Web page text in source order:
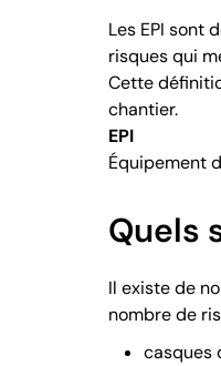
Les EPI sont
risques qui
Cette
chantier.
EPI
Équipement
Quels
Il existe de
nombre de
casques